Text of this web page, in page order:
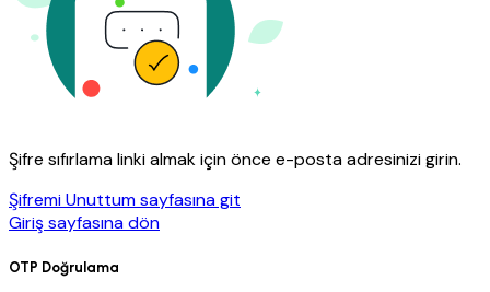
Şifre sıfırlama linki almak için önce e-posta adresinizi girin.
Şifremi Unuttum sayfasına git
Giriş sayfasına dön
OTP Doğrulama